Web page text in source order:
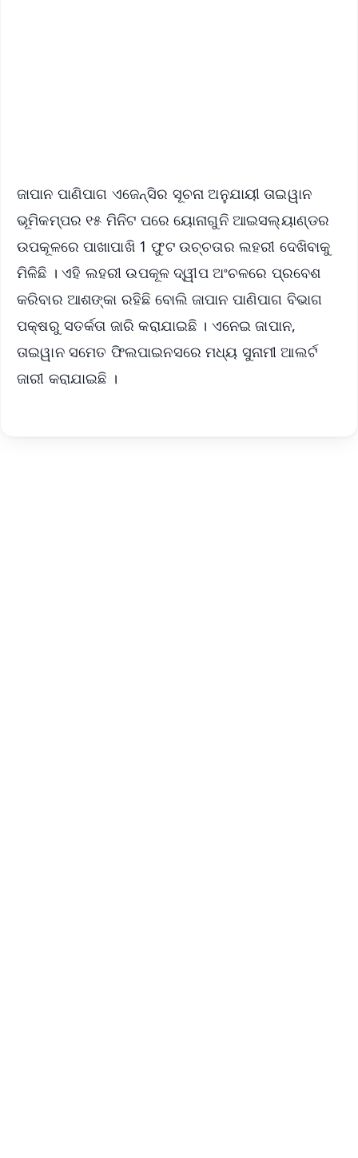
ଜାପାନ ପାଣିପାଗ ଏଜେନ୍ସିର ସୂଚନା ଅନୁଯାୟୀ ତାଇୱାନ
ଭୂମିକମ୍ପର ୧୫ ମିନିଟ ପରେ ୟୋନାଗୁନି ଆଇସଲ୍ୟାଣ୍ଡର
ଉପକୂଳରେ ପାଖାପାଖି 1 ଫୁଟ ଉଚ୍ଚତାର ଲହରୀ ଦେଖିବାକୁ
ମିଳିଛି । ଏହି ଲହରୀ ଉପକୂଳ ଦ୍ୱୀପ ଅଂଚଳରେ ପ୍ରବେଶ
କରିବାର ଆଶଙ୍କା ରହିଛି ବୋଲି ଜାପାନ ପାଣିପାଗ ବିଭାଗ
ପକ୍ଷରୁ ସତର୍କତା ଜାରି କରାଯାଇଛି । ଏନେଇ ଜାପାନ,
ତାଇୱାନ ସମେତ ଫିଲପାଇନସରେ ମଧ୍ୟ ସୁନାମୀ ଆଲର୍ଟ
ଜାରୀ କରାଯାଇଛି ।